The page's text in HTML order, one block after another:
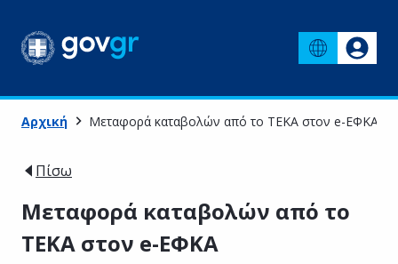
Αρχική Μεταφορά καταβολών από το ΤΕΚΑ στον e-ΕΦΚΑ
Πίσω
Μεταφορά καταβολών από το
ΤΕΚΑ στον e-ΕΦΚΑ